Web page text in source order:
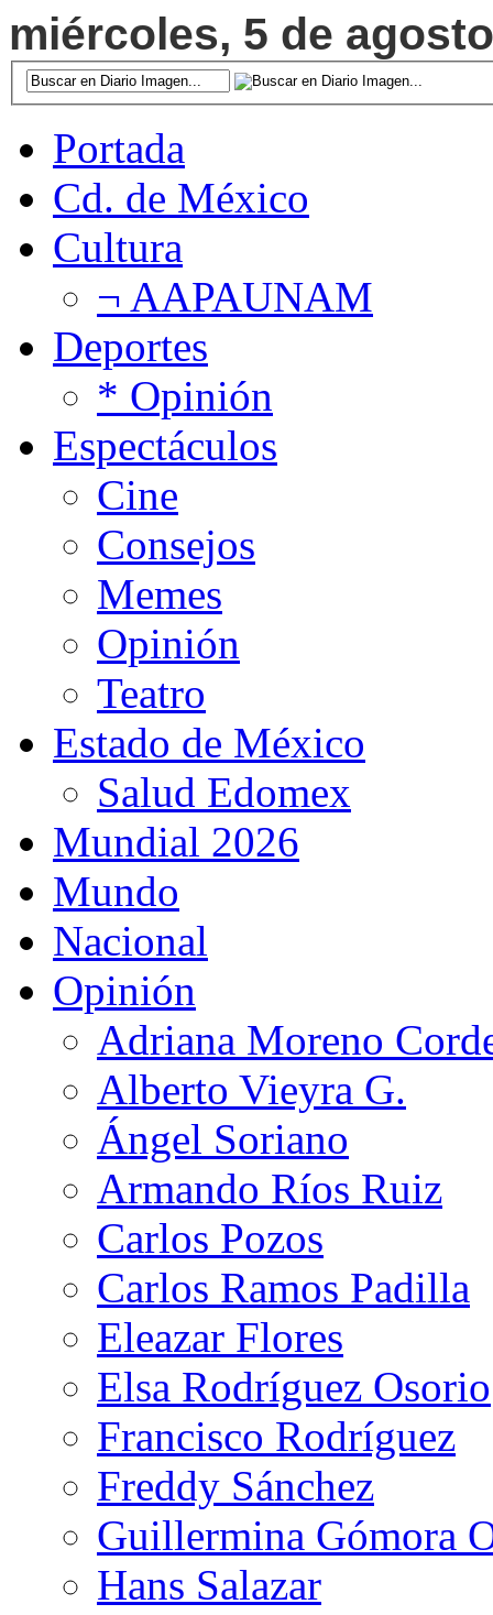
miércoles, 5 de
Portada
Cd. de México
Cultura
¬ AAPAUNAM
Deportes
* Opinión
Espectáculos
Cine
Consejos
Memes
Opinión
Teatro
Estado de México
Salud Edomex
Mundial 2026
Mundo
Nacional
Opinión
Adriana Moreno
Alberto Vieyra G.
Ángel Soriano
Armando Ríos Ruiz
Carlos Pozos
Carlos Ramos Padilla
Eleazar Flores
Elsa Rodríguez Osorio
Francisco Rodríguez
Freddy Sánchez
Guillermina Gómora
Hans Salazar